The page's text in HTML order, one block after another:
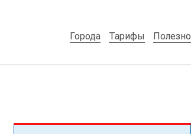
Города Тарифы Полезно